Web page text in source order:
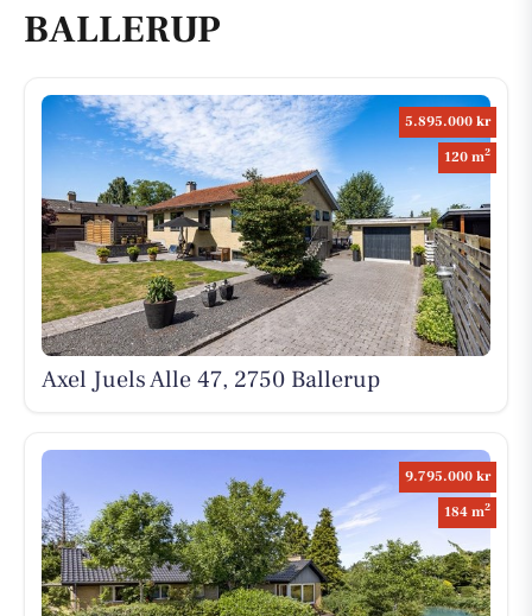
BALLERUP
5.895.000 kr
120 m2
Axel Juels Alle 47, 2750 Ballerup
9.795.000 kr
184 m2